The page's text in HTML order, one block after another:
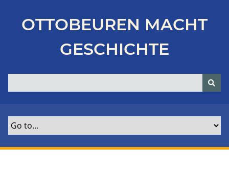
p
OTTOBEUREN MACHT
GESCHICHTE